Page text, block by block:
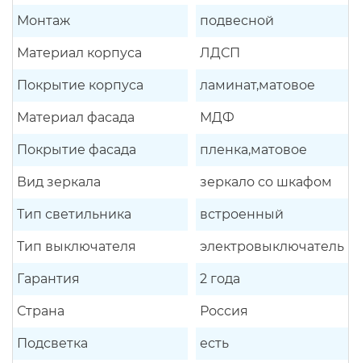
Монтаж подвесной
Материал корпуса ЛДСП
Покрытие корпуса ламинат,матовое
Материал фасада МДФ
Покрытие фасада пленка,матовое
Вид зеркала зеркало со шкафом
Тип светильника встроенный
Тип выключателя электровыключатель
Гарантия 2 года
Страна Россия
Подсветка есть